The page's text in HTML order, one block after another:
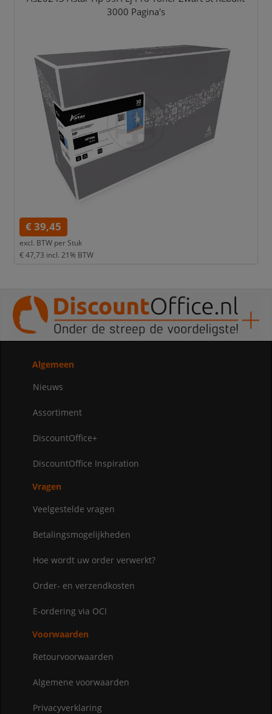
3000 Pagina's
€ 39,45
excl. BTW per Stuk
€ 47,73 incl. 21% BTW
Algemeen
Nieuws
Assortiment
DiscountOffice+
DiscountOffice Inspiration
Vragen
Veelgestelde vragen
Betalingsmogelijkheden
Hoe wordt uw order verwerkt?
Order- en verzendkosten
E-ordering via OCI
Voorwaarden
Retourvoorwaarden
Algemene voorwaarden
Privacyverklaring